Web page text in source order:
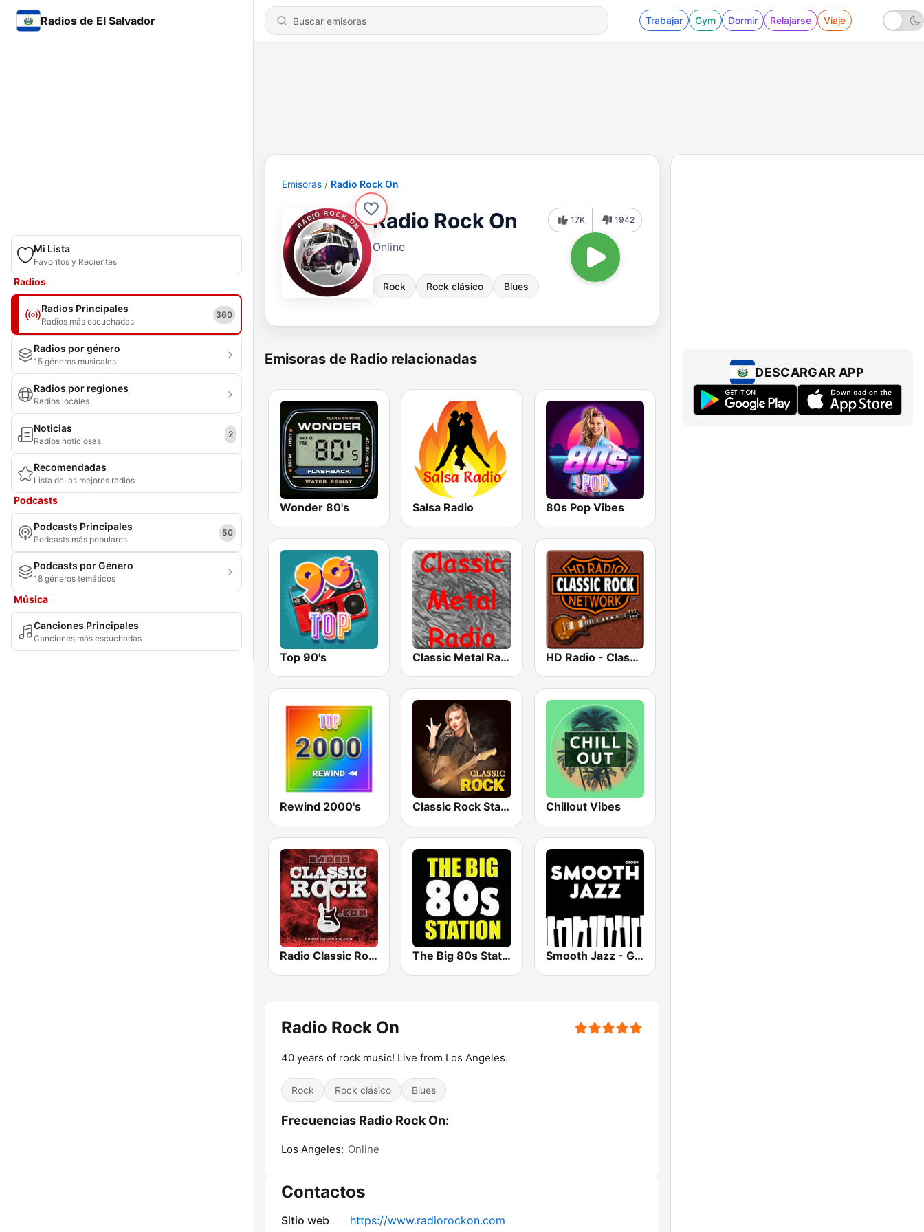
Radios de El Salvador Trabajar Gym Dormir Relajarse Viaje
Mi Lista
Favoritos y Recientes
Radios
Radios Principales
Radios más escuchadas
360
Radios por género
15 géneros musicales
Radios por regiones
Radios locales
Noticias
Radios noticiosas
2
Recomendadas
Lista de las mejores radios
Podcasts
Podcasts Principales
Podcasts más populares
50
Podcasts por Género
18 géneros temáticos
Música
Canciones Principales
Canciones más escuchadas
Emisoras Radio Rock On
Radio Rock On
Online
Rock Rock clásico Blues
17K 1942
Emisoras de Radio relacionadas
Wonder 80's Salsa Radio 80s Pop Vibes
Top 90's Classic Metal Radio HD Radio - Classic Rock
Rewind 2000's Classic Rock Station Chillout Vibes
Radio Classic Rock The Big 80s Station Smooth Jazz - Groov
Radio Rock On
40 years of rock music! Live from Los Angeles.
Rock Rock clásico Blues
Frecuencias Radio Rock On:
Los Angeles: Online
Contactos
Sitio web https://www.radiorockon.com
DESCARGAR APP